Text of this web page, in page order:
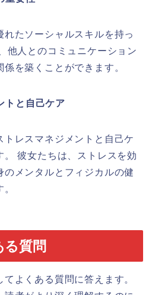
たソーシャルスキルを持っ
他人とのコミュニケーション
を築くことができます。
トと自己ケア
レスマネジメントと自己ケ
。 彼女たちは、ストレスを効
メンタルとフィジカルの健
質問
よくある質問に答えます。